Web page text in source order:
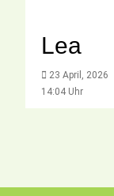
Lea
23 April, 2026
14:04 Uhr